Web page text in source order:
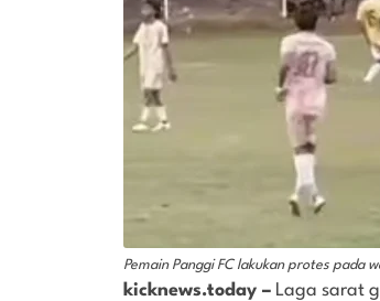
Pemain Panggi FC lakukan protes pada
kicknews.today – Laga sarat